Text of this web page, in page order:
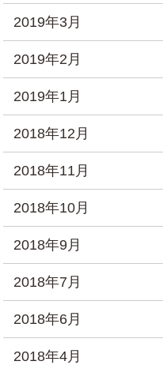
2019年3月
2019年2月
2019年1月
2018年12月
2018年11月
2018年10月
2018年9月
2018年7月
2018年6月
2018年4月